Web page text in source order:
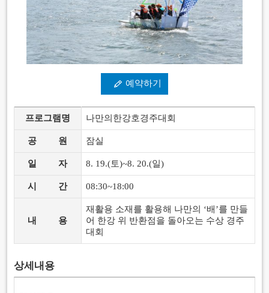
예약하기
프로그램명 나만의한강호경주대회
공 원 잠실
일 자 8. 19.(토)~8. 20.(일)
시 간 08:30~18:00
내 용
재활용 소재를 활용해 나만의 ‘배’를 만들
어 한강 위 반환점을 돌아오는 수상 경주
대회
상세내용